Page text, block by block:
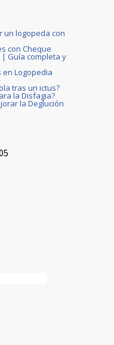
un logopeda con
con Cheque
Guía completa y
en Logopedia
tras un ictus?
la Disfagia?
la Deglución